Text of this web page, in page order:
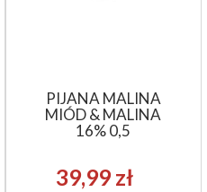
PIJANA MALINA
MIÓD & MALINA
16% 0,5
39,99 zł